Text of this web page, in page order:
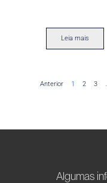
Leia mais
Anterior 1 2 3
Algumas